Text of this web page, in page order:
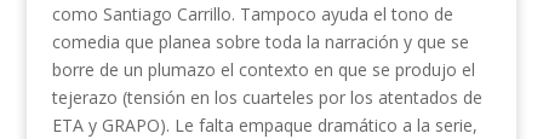
como Santiago Carrillo. Tampoco ayuda el tono de
comedia que planea sobre toda la narración y que se
borre de un plumazo el contexto en que se produjo el
tejerazo (tensión en los cuarteles por los atentados de
ETA y GRAPO). Le falta empaque dramático a la serie,